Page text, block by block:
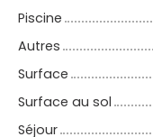
Piscine
Autres
Surface
Surface au sol
Séjour